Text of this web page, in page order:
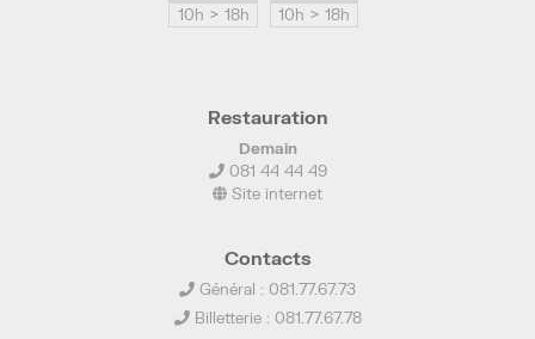
10h > 18h
10h > 18h
Restauration
Demain
081 44 44 49
Site internet
Contacts
Général : 081.77.67.73
Billetterie : 081.77.67.78